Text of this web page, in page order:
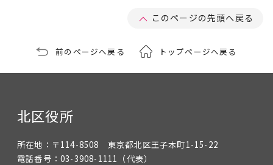
このページの先頭へ戻る
前のページへ戻る トップページへ戻る
北区役所
所在地： 〒114-8508 東京都北区王子本町1-15-22
電話番号： 03-3908-1111 （代表）